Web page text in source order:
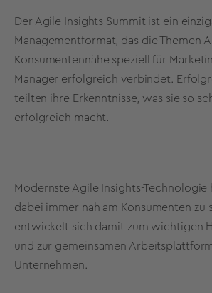
Der Agile Insights Summit ist ein
Managementformat, das die Themen
Konsumentennähe speziell für
Manager erfolgreich verbindet.
teilten ihre Erkenntnisse, was sie so
erfolgreich macht.
Modernste Agile Insights-
dabei immer nah am Konsumenten zu
entwickelt sich damit zum wichtigen
und zur gemeinsamen
Unternehmen.